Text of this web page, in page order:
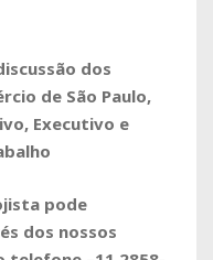
dos
de São Paulo,
Executivo e
pode
dos nossos